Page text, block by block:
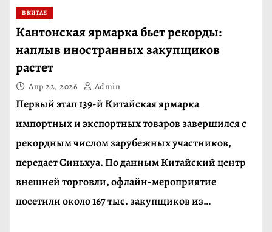
В КИТАЕ
Кантонская ярмарка бьет рекорды:
наплыв иностранных закупщиков
растет
Апр 22, 2026 Admin
Первый этап 139-й Китайская ярмарка
импортных и экспортных товаров завершился с
рекордным числом зарубежных участников,
передает Синьхуа. По данным Китайский центр
внешней торговли, офлайн-мероприятие
посетили около 167 тыс. закупщиков из…